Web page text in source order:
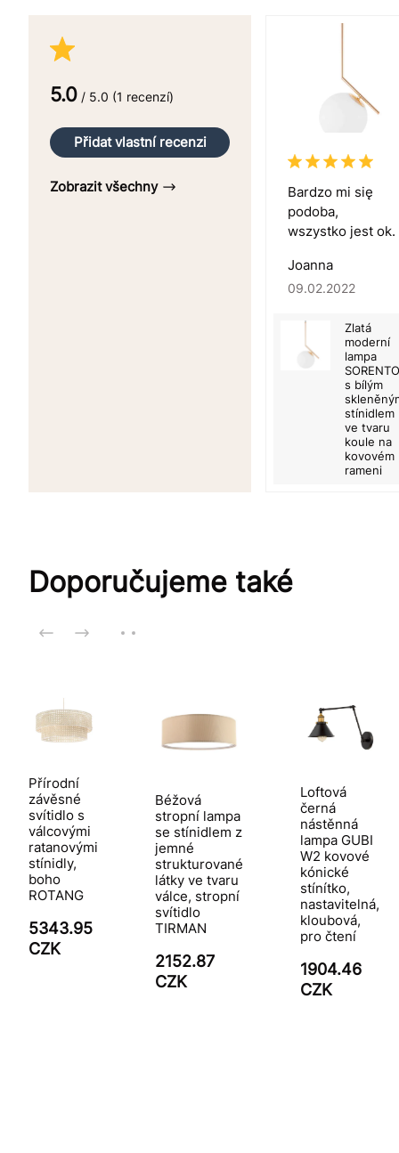
5.0 / 5.0 (1 recenzí)
Přidat vlastní recenzi
Zobrazit všechny
Bardzo mi się
podoba,
wszystko jest ok.
Joanna
09.02.2022
Zlatá
moderní
lampa
SORENTO
s bílým
stínidlem
ve tvaru
koule na
kovovém
rameni
Doporučujeme také
Přírodní
závěsné
svítidlo s
válcovými
ratanovými
stínidly,
boho
ROTANG
5343.95
CZK
Béžová
stropní lampa
se stínidlem z
jemné
strukturované
látky ve tvaru
válce, stropní
svítidlo
TIRMAN
2152.87
CZK
Loftová
černá
nástěnná
lampa GUBI
W2 kovové
kónické
stínítko,
nastavitelná,
kloubová,
pro čtení
1904.46
CZK